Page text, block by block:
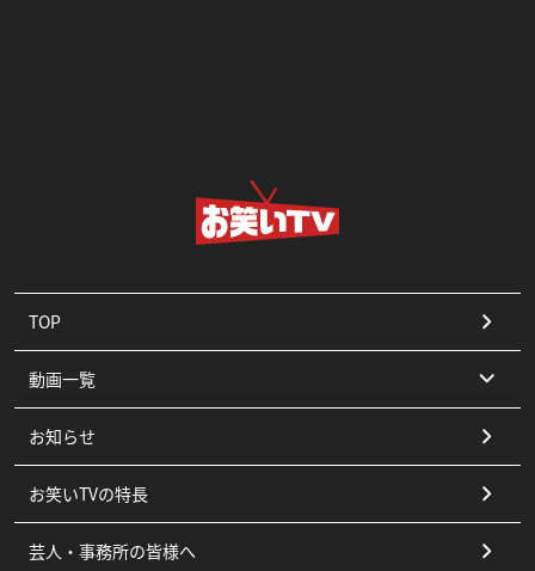
TOP
動画一覧
コント
漫才
ピン
お知らせ
お笑いTVの特長
芸人・事務所の皆様へ